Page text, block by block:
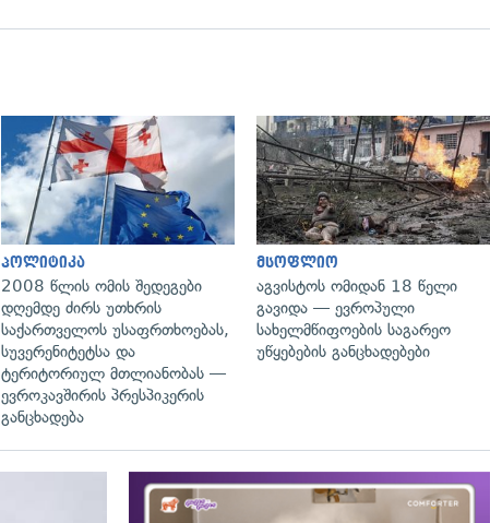
გადახედვა გადახედვა
პოლიტიკა
2008 წლის ომის შედეგები
დღემდე ძირს უთხრის
საქართველოს უსაფრთხოებას,
სუვერენიტეტსა და
ტერიტორიულ მთლიანობას —
ევროკავშირის პრესპიკერის
განცხადება
მსოფლიო
აგვისტოს ომიდან 18 წელი
გავიდა — ევროპული
სახელმწიფოების საგარეო
უწყებების განცხადებები
გადახედვა